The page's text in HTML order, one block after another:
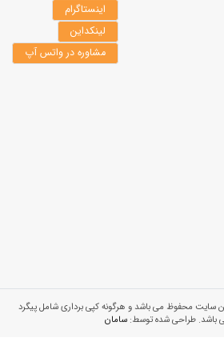
اینستاگرام
لینکداین
مشاوره در واتس آپ
سایت محفوظ می باشد و هرگونه کپی برداری شامل پیگرد
باشد. طراحی شده توسط:سامان